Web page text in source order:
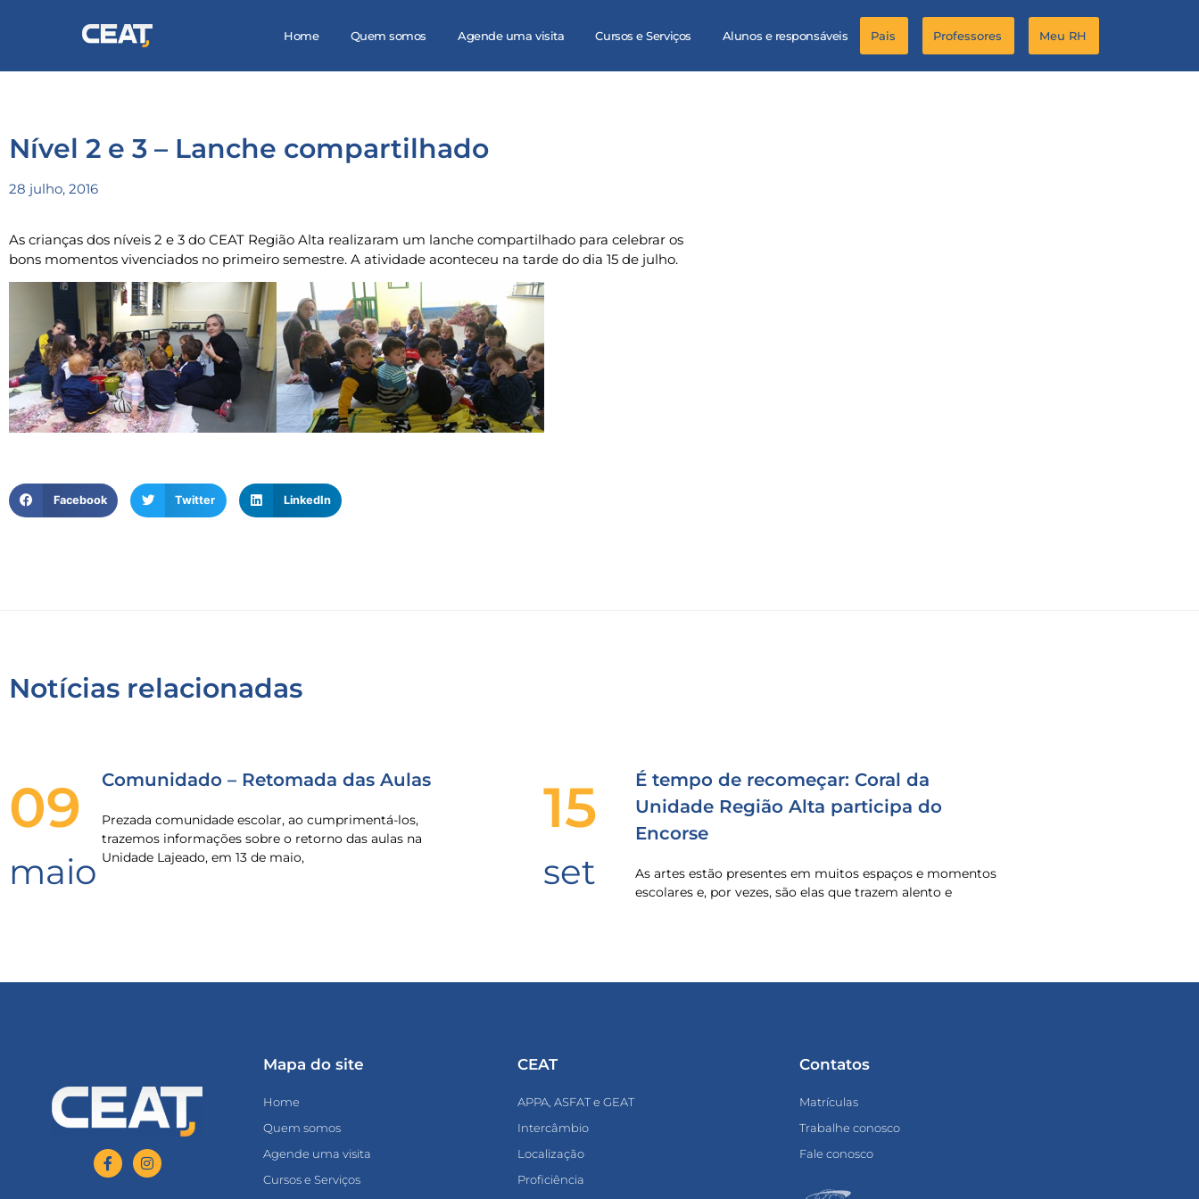
Home Quem somos Agende uma visita Cursos e Serviços Alunos e responsáveis Pais Professores Meu RH
Nível 2 e 3 – Lanche compartilhado
28 julho, 2016
As crianças dos níveis 2 e 3 do CEAT Região Alta realizaram um lanche compartilhado para celebrar os
bons momentos vivenciados no primeiro semestre. A atividade aconteceu na tarde do dia 15 de julho.
Facebook Twitter LinkedIn
Notícias relacionadas
09
maio
Comunidado – Retomada das Aulas
Prezada comunidade escolar, ao cumprimentá-los,
trazemos informações sobre o retorno das aulas na
Unidade Lajeado, em 13 de maio,
15
set
É tempo de recomeçar: Coral da
Unidade Região Alta participa do
Encorse
As artes estão presentes em muitos espaços e momentos
escolares e, por vezes, são elas que trazem alento e
Mapa do site
Home
Quem somos
Agende uma visita
Cursos e Serviços
CEAT
APPA, ASFAT e GEAT
Intercâmbio
Localização
Proficiência
Contatos
Matrículas
Trabalhe conosco
Fale conosco